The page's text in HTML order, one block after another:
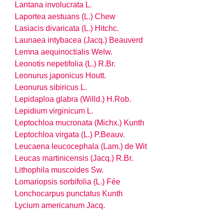
Lantana involucrata L.
Laportea aestuans (L.) Chew
Lasiacis divaricata (L.) Hitchc.
Launaea intybacea (Jacq.) Beauverd
Lemna aequinoctialis Welw.
Leonotis nepetifolia (L.) R.Br.
Leonurus japonicus Houtt.
Leonurus sibiricus L.
Lepidaploa glabra (Willd.) H.Rob.
Lepidium virginicum L.
Leptochloa mucronata (Michx.) Kunth
Leptochloa virgata (L.) P.Beauv.
Leucaena leucocephala (Lam.) de Wit
Leucas martinicensis (Jacq.) R.Br.
Lithophila muscoides Sw.
Lomariopsis sorbifolia (L.) Fée
Lonchocarpus punctatus Kunth
Lycium americanum Jacq.